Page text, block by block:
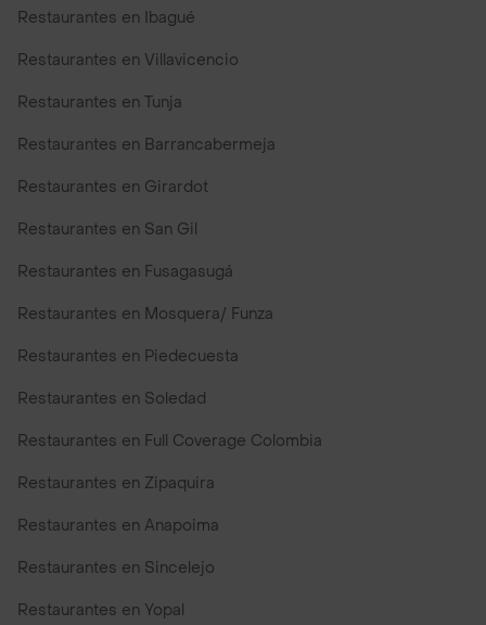
Restaurantes en Ibagué
Restaurantes en Villavicencio
Restaurantes en Tunja
Restaurantes en Barrancabermeja
Restaurantes en Girardot
Restaurantes en San Gil
Restaurantes en Fusagasugá
Restaurantes en Mosquera/ Funza
Restaurantes en Piedecuesta
Restaurantes en Soledad
Restaurantes en Full Coverage Colombia
Restaurantes en Zipaquira
Restaurantes en Anapoima
Restaurantes en Sincelejo
Restaurantes en Yopal